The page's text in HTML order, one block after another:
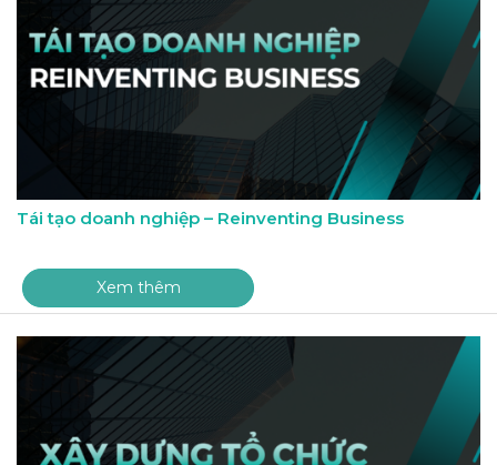
Tái tạo doanh nghiệp – Reinventing Business
Xem thêm